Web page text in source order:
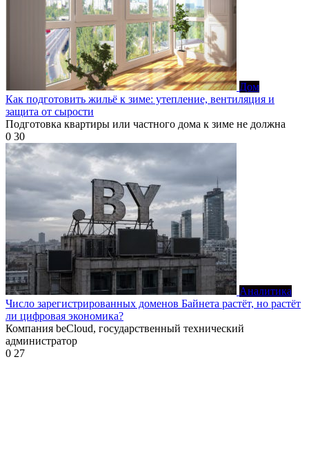
Дом
Как подготовить жильё к зиме: утепление, вентиляция и
защита от сырости
Подготовка квартиры или частного дома к зиме не должна
0 30
Аналитика
Число зарегистрированных доменов Байнета растёт, но растёт
ли цифровая экономика?
Компания beCloud, государственный технический
администратор
0 27